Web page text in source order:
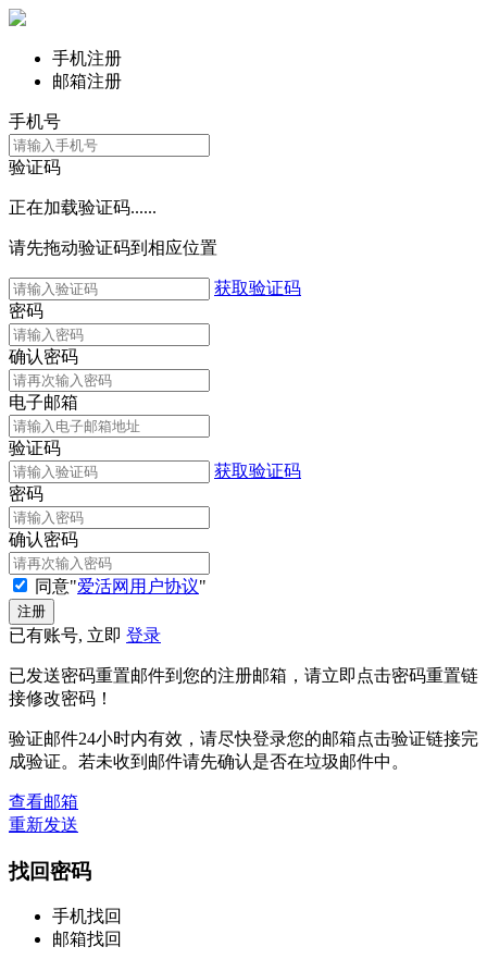
手机注册
邮箱注册
手机号
验证码
正在加载验证码......
请先拖动验证码到相应位置
获取验证码
密码
确认密码
电子邮箱
验证码
获取验证码
密码
确认密码
同意"爱活网用户协议"
已有账号, 立即 登录
已发送密码重置邮件到您的注册邮箱，请立即点击密码重置链
接修改密码！
验证邮件24小时内有效，请尽快登录您的邮箱点击验证链接完
成验证。若未收到邮件请先确认是否在垃圾邮件中。
查看邮箱
重新发送
找回密码
手机找回
邮箱找回